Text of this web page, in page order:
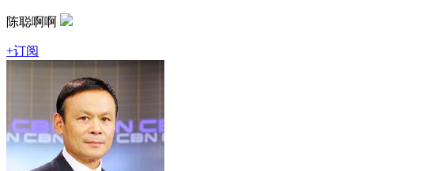
陈聪啊啊
+订阅